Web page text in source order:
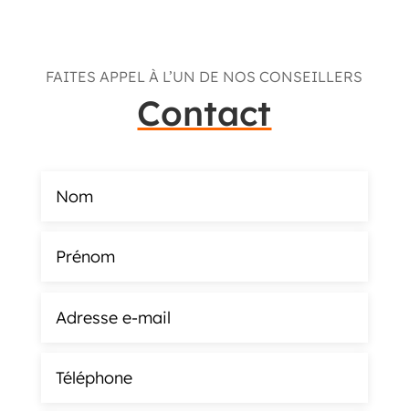
FAITES APPEL À L’UN DE NOS CONSEILLERS
Contact